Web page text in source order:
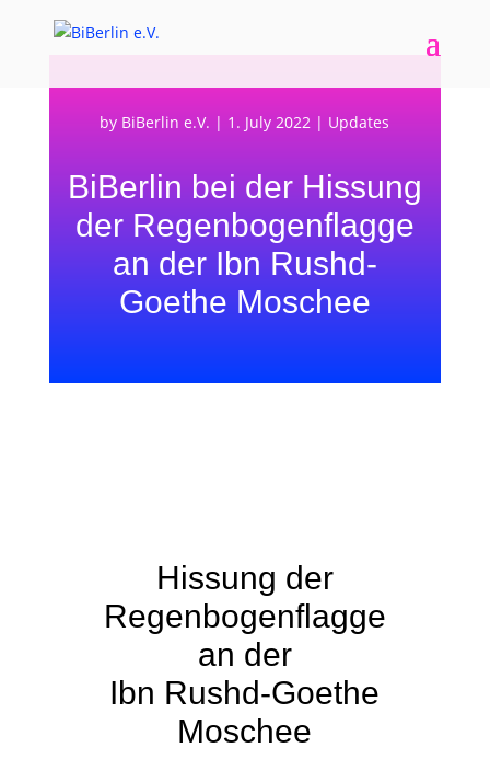
by BiBerlin e.V. | 1. July 2022 | Updates
BiBerlin bei der Hissung
der Regenbogenflagge
an der Ibn Rushd-
Goethe Moschee
Hissung der
Regenbogenflagge
an der
Ibn Rushd-Goethe
Moschee